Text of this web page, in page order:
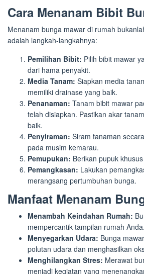
Cara Menanam Bibit
Menanam bunga mawar di rumah
adalah langkah-langkahnya:
Pemilihan Bibit: Pilih bibit mawar
dari hama penyakit.
Media Tanam: Siapkan media
memiliki drainase yang baik.
Penanaman: Tanam bibit mawar
telah disiapkan. Pastikan akar
baik.
Penyiraman: Siram tanaman
pada musim kemarau.
Pemupukan: Berikan pupuk
Pemangkasan: Lakukan
merangsang pertumbuhan bunga.
Manfaat Menanam
Menambah Keindahan Rumah:
mempercantik tampilan rumah Anda.
Menyegarkan Udara: Bunga
polutan udara dan menghasilkan
Menghilangkan Stres: Merawat
menjadi kegiatan yang